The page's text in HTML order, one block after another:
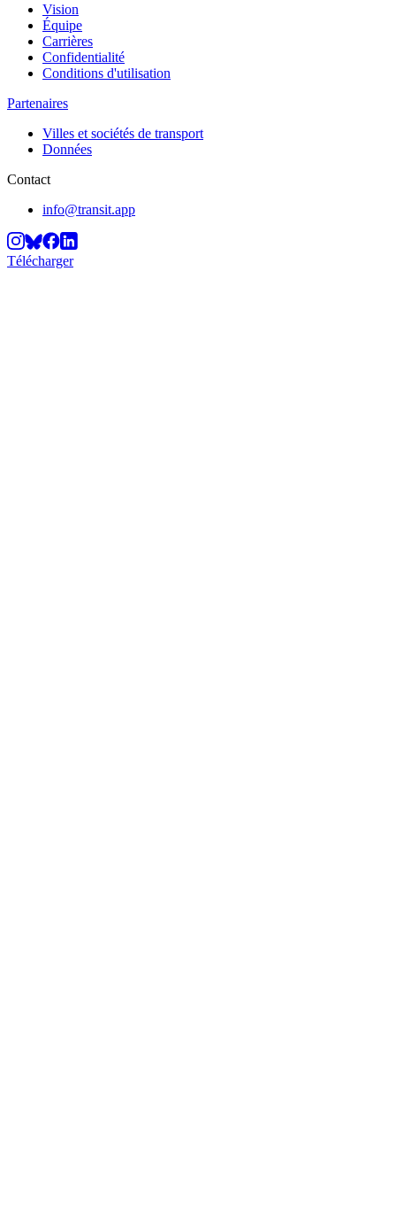
Vision
Équipe
Carrières
Confidentialité
Conditions d'utilisation
Partenaires
Villes et sociétés de transport
Données
Contact
info@transit.app
Télécharger